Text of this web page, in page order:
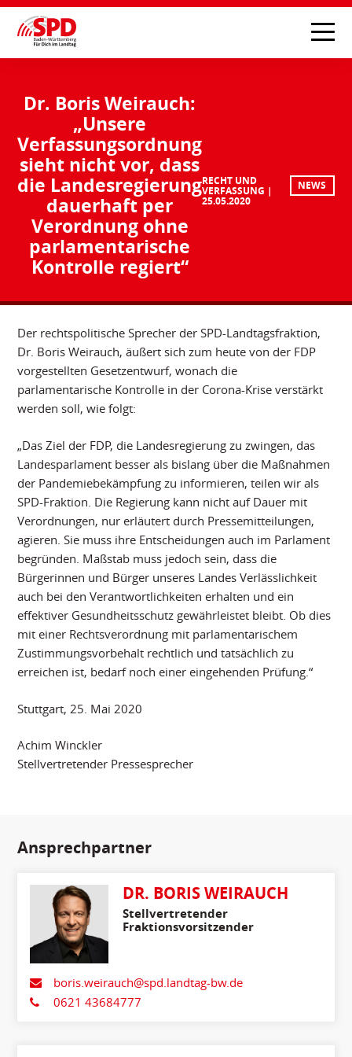
Dr. Boris Weirauch:
„Unsere
Verfassungsordnung
sieht nicht vor, dass
die Landesregierung
dauerhaft per
Verordnung ohne
parlamentarische
Kontrolle regiert“
RECHT UND
VERFASSUNG
25.05.2020
NEWS
Der rechtspolitische Sprecher der SPD-Landtagsfraktion,
Dr. Boris Weirauch, äußert sich zum heute von der FDP
vorgestellten Gesetzentwurf, wonach die
parlamentarische Kontrolle in der Corona-Krise verstärkt
werden soll, wie folgt:
„Das Ziel der FDP, die Landesregierung zu zwingen, das
Landesparlament besser als bislang über die Maßnahmen
der Pandemiebekämpfung zu informieren, teilen wir als
SPD-Fraktion. Die Regierung kann nicht auf Dauer mit
Verordnungen, nur erläutert durch Pressemitteilungen,
agieren. Sie muss ihre Entscheidungen auch im Parlament
begründen. Maßstab muss jedoch sein, dass die
Bürgerinnen und Bürger unseres Landes Verlässlichkeit
auch bei den Verantwortlichkeiten erhalten und ein
effektiver Gesundheitsschutz gewährleistet bleibt. Ob dies
mit einer Rechtsverordnung mit parlamentarischem
Zustimmungsvorbehalt rechtlich und tatsächlich zu
erreichen ist, bedarf noch einer eingehenden Prüfung.“
Stuttgart, 25. Mai 2020
Achim Winckler
Stellvertretender Pressesprecher
Ansprechpartner
DR. BORIS WEIRAUCH
Stellvertretender
Fraktionsvorsitzender
boris.weirauch@spd.landtag-bw.de
0621 43684777